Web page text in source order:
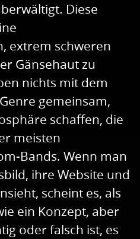
Diese
extrem schweren
Gänsehaut zu
nichts mit dem
gemeinsam,
schaffen, die
meisten
Bands. Wenn man
ihre Website und
scheint es, als
ein Konzept, aber
oder falsch ist, es